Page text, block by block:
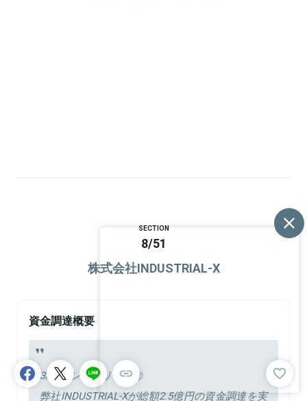
SECTION
8/51
株式会社INDUSTRIAL-X
資金調達概要
3/30プレスリリース㊗
弊社INDUSTRIAL-Xが総額2.5億円の資金調達を実